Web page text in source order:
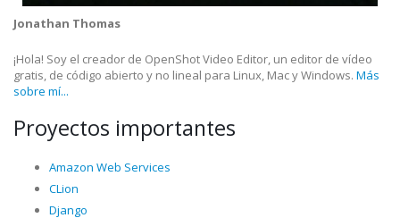
Jonathan Thomas
¡Hola! Soy el creador de OpenShot Video Editor, un editor de vídeo
gratis, de código abierto y no lineal para Linux, Mac y Windows. Más
sobre mí...
Proyectos importantes
Amazon Web Services
CLion
Django